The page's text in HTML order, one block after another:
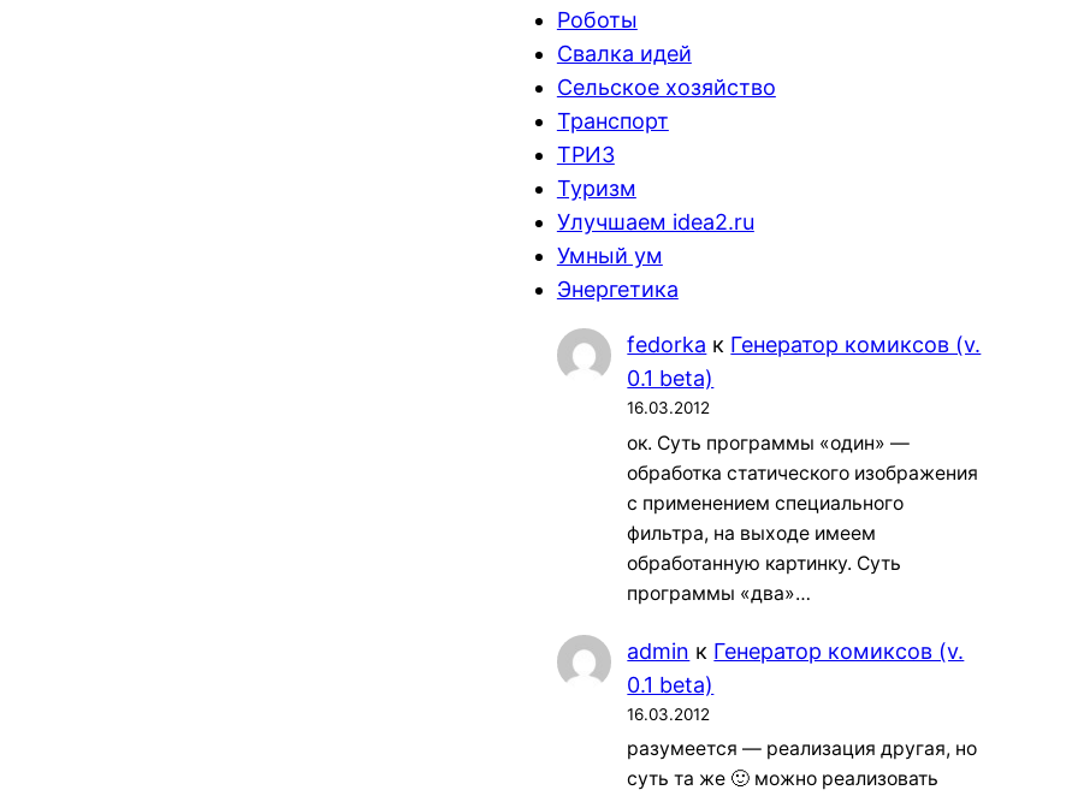
Роботы
Свалка идей
Сельское хозяйство
Транспорт
ТРИЗ
Туризм
Улучшаем idea2.ru
Умный ум
Энергетика
fedorka к Генератор комиксов (v.
0.1 beta)
16.03.2012
ок. Суть программы «один» —
обработка статического изображения
с применением специального
фильтра, на выходе имеем
обработанную картинку. Суть
программы «два»…
admin к Генератор комиксов (v.
0.1 beta)
16.03.2012
разумеется — реализация другая, но
суть та же 🙂 можно реализовать